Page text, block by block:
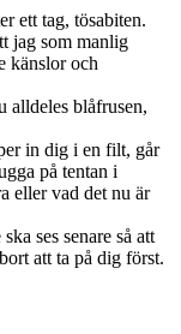
ett tag, tösabiten.
jag som manlig
känslor och
alldeles blåfrusen,
in dig i en filt, går
på tentan i
eller vad det nu är
ses senare så att
att ta på dig först.